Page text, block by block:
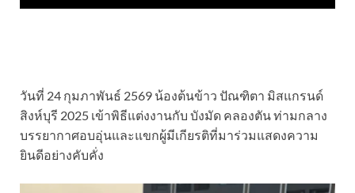
วันที่ 24 กุมภาพันธ์ 2569 น้องต้นข้าว ปัณฑิตา มิสแกรนด์
สิงห์บุรี 2025 เข้าพิธีแต่งงานกับ บังมัด คลองตัน ท่ามกลาง
บรรยากาศอบอุ่นและแขกผู้มีเกียรติที่มาร่วมแสดงความ
ยินดีอย่างคับคั่ง